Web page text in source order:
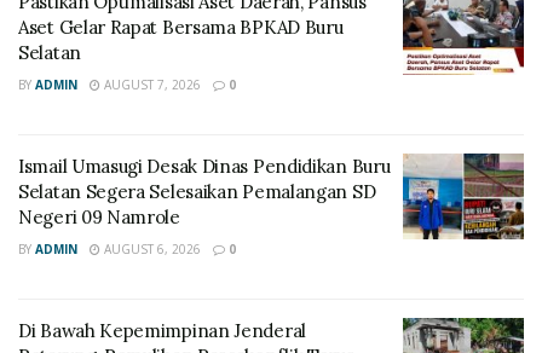
Aset Gelar Rapat Bersama BPKAD Buru
Selatan
BY ADMIN AUGUST 7, 2026 0
Ismail Umasugi Desak Dinas Pendidikan Buru
Selatan Segera Selesaikan Pemalangan SD
Negeri 09 Namrole
BY ADMIN AUGUST 6, 2026 0
Di Bawah Kepemimpinan Jenderal